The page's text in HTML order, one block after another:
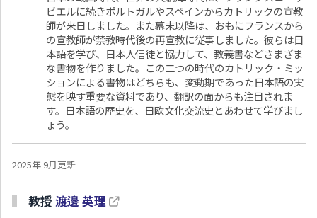
ビエルに続きポルトガルやスペインからカトリックの宣教
師が来日しました。また幕末以降は、おもにフランスから
の宣教師が禁教時代後の再宣教に従事しました。彼らは日
本語を学び、日本人信徒と協力して、教義書などさまざま
な書物を作りました。この二つの時代のカトリック・ミッ
ションによる書物はどちらも、変動期であった日本語の実
態を映す重要な資料であり、翻訳の面からも注目されま
す。日本語の歴史を、日欧文化交流史とあわせて学びまし
ょう。
2025年 9月更新
教授 渡邊 英理